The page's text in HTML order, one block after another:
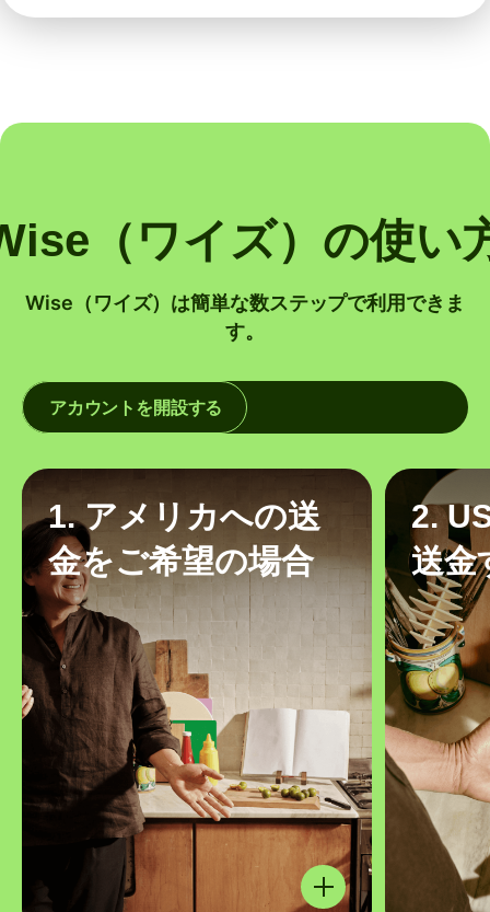
（ワイズ）の使い
Wise（ワイズ）は簡単な数ステップで利用できま
す。
アカウントを開設する
1. アメリカへの送
金をご希望の場合
2.
送金